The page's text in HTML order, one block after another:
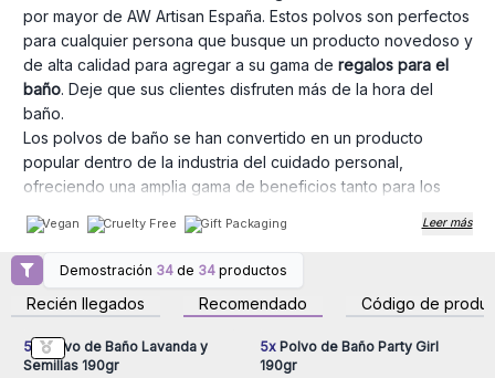
por mayor de AW Artisan España. Estos polvos son perfectos
para cualquier persona que busque un producto novedoso y
de alta calidad para agregar a su gama de regalos para el
baño. Deje que sus clientes disfruten más de la hora del
baño.
Los polvos de baño se han convertido en un producto
popular dentro de la industria del cuidado personal,
ofreciendo una amplia gama de beneficios tanto para los
consumidores. Los polvos de baño están formulados con
ingredientes que ayudan a suavizar y mantener la hidratación
de la piel. Esto los convierte en una opción popular para
personas con piel seca o sensible, lo que hace que sean
una excelente opción para el mercado de cuidado personal.
El polvo de baño tiene el mismo efecto que la bomba de
baño, solo que en forma de polvo. ¡Simplemente rocíe tanto
Vegan Cruelty Free Gift Packaging Leer más
Demostración 34 de 34 productos
Recién llegados Recomendado Código de
para obtener precios al
por mayor
5x Polvo de Baño Lavanda y
Semillas 190gr
para obtener precios al
por mayor
5xPolvo de Baño Party Girl
190gr